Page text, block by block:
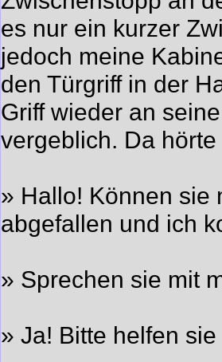
es nur ein kurzer
jedoch meine
den Türgriff in der
Griff wieder an
vergeblich. Da
» Hallo! Können sie
abgefallen und ich
» Sprechen sie mit
» Ja! Bitte helfen